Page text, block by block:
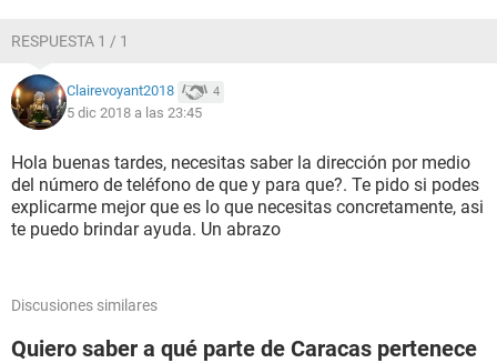
RESPUESTA 1 / 1
Clairevoyant2018 4
5 dic 2018 a las 23:45
Hola buenas tardes, necesitas saber la dirección por medio
del número de teléfono de que y para que?. Te pido si podes
explicarme mejor que es lo que necesitas concretamente, asi
te puedo brindar ayuda. Un abrazo
Discusiones similares
Quiero saber a qué parte de Caracas pertenece